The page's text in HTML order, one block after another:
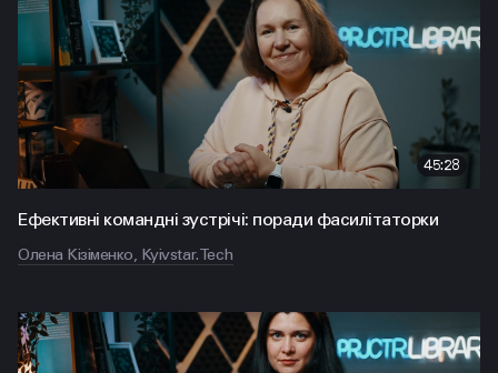
45:28
Ефективні командні зустрічі: поради фасилітаторки
Олена Кізіменко, Kyivstar.Tech